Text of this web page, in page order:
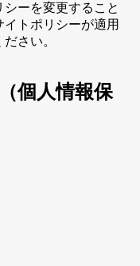
シーを変更すること
トポリシーが適用
さい。
個人情報保